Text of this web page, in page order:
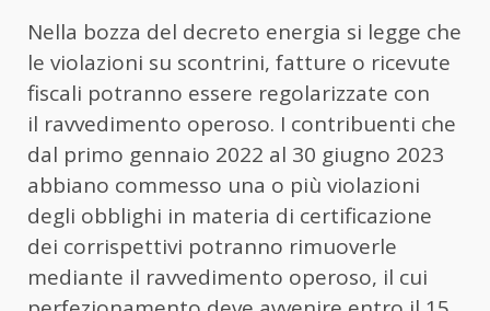
Nella bozza del decreto energia si legge che
le violazioni su scontrini, fatture o ricevute
fiscali potranno essere regolarizzate con
il ravvedimento operoso. I contribuenti che
dal primo gennaio 2022 al 30 giugno 2023
abbiano commesso una o più violazioni
degli obblighi in materia di certificazione
dei corrispettivi potranno rimuoverle
mediante il ravvedimento operoso, il cui